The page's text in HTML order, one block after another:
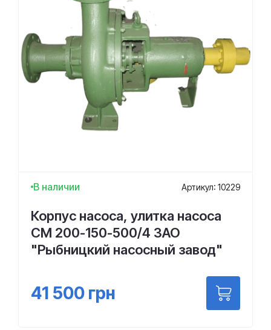
В наличии Артикул: 10229
Корпус насоса, улитка насоса
СМ 200-150-500/4 ЗАО
"Рыбницкий насосный завод"
41 500 грн